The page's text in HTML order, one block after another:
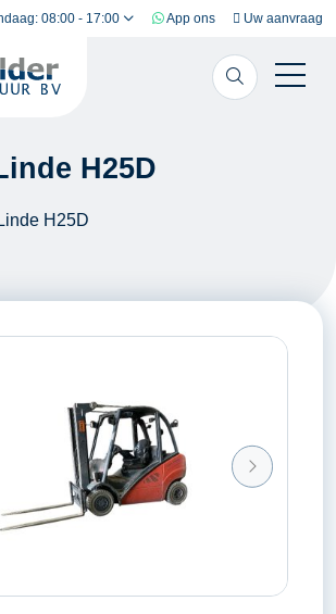
08:00 - 17:00 App ons Uw aanvraag
H25D
H25D